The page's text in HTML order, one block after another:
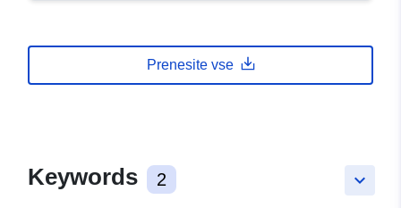
Prenesite vse
keyboard_arrow_down
Keywords 2